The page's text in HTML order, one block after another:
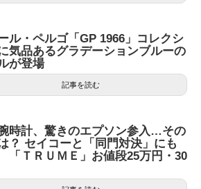
ル・ペルゴ「GP 1966」コレクシ
気品あるグラデーションブルーの
が登場
記事を読む
時計、驚きのエプソン参入…その
？ セイコーと「同門対決」にも
ＴＲＵＭＥ」お値段25万円・30